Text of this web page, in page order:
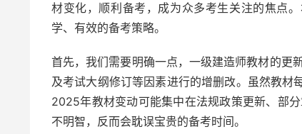
材变化，顺利备考，成为众多考生关注的焦点
学、有效的备考策略。
首先，我们需要明确一点，一级建造师教材的更
及考试大纲修订等因素进行的增删改。虽然教材
2025年教材变动可能集中在法规政策更新、部
不明智，反而会耽误宝贵的备考时间。